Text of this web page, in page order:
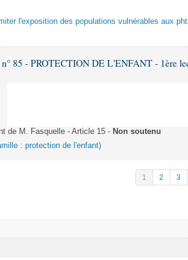
l'exposition des populations vulnérables aux
85 - PROTECTION DE L'ENFANT - 1ère
de M. Fasquelle - Article 15 - Non soutenu
: protection de l'enfant)
1 2 3